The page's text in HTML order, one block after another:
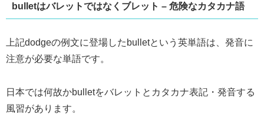
bulletはバレットではなくブレット – 危険なカタカナ語
上記dodgeの例文に登場したbulletという英単語は、発音に
注意が必要な単語です。
日本では何故かbulletをバレットとカタカナ表記・発音する
風習があります。